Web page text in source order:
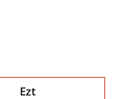
Ezt